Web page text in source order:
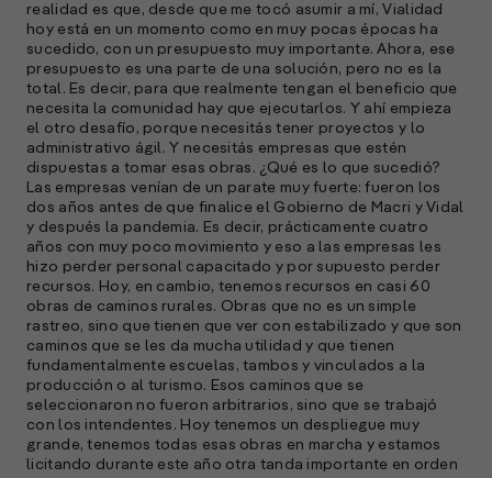
realidad es que, desde que me tocó asumir a mí, Vialidad
hoy está en un momento como en muy pocas épocas ha
sucedido, con un presupuesto muy importante. Ahora, ese
presupuesto es una parte de una solución, pero no es la
total. Es decir, para que realmente tengan el beneficio que
necesita la comunidad hay que ejecutarlos. Y ahí empieza
el otro desafío, porque necesitás tener proyectos y lo
administrativo ágil. Y necesitás empresas que estén
dispuestas a tomar esas obras. ¿Qué es lo que sucedió?
Las empresas venían de un parate muy fuerte: fueron los
dos años antes de que finalice el Gobierno de Macri y Vidal
y después la pandemia. Es decir, prácticamente cuatro
años con muy poco movimiento y eso a las empresas les
hizo perder personal capacitado y por supuesto perder
recursos. Hoy, en cambio, tenemos recursos en casi 60
obras de caminos rurales. Obras que no es un simple
rastreo, sino que tienen que ver con estabilizado y que son
caminos que se les da mucha utilidad y que tienen
fundamentalmente escuelas, tambos y vinculados a la
producción o al turismo. Esos caminos que se
seleccionaron no fueron arbitrarios, sino que se trabajó
con los intendentes. Hoy tenemos un despliegue muy
grande, tenemos todas esas obras en marcha y estamos
licitando durante este año otra tanda importante en orden